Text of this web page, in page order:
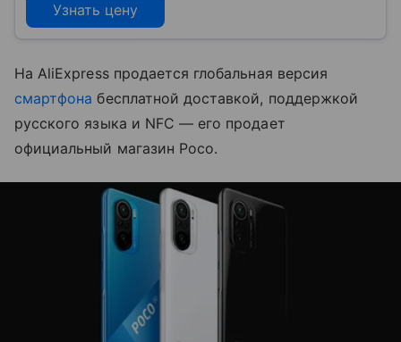
Узнать цену
На AliExpress продается глобальная версия
смартфона бесплатной доставкой, поддержкой
русского языка и NFC — его продает
официальный магазин Poco.